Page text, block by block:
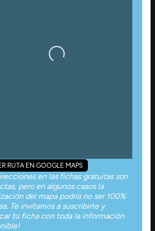
Cargando…
RUTA EN GOOGLE MAPS
en las fichas gratuitas son
pero en algunos casos la
del mapa podría no ser 100%
Te invitamos a suscribirte y
tu ficha con toda la información